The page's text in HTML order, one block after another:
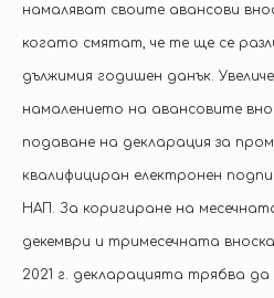
намаляват своите авансови
когато смятат, че те ще се
дължимия годишен данък.
намалението на авансовите
подаване на декларация за
квалифициран електронен
НАП. За коригиране на
декември и тримесечната
2021 г. декларацията трябва